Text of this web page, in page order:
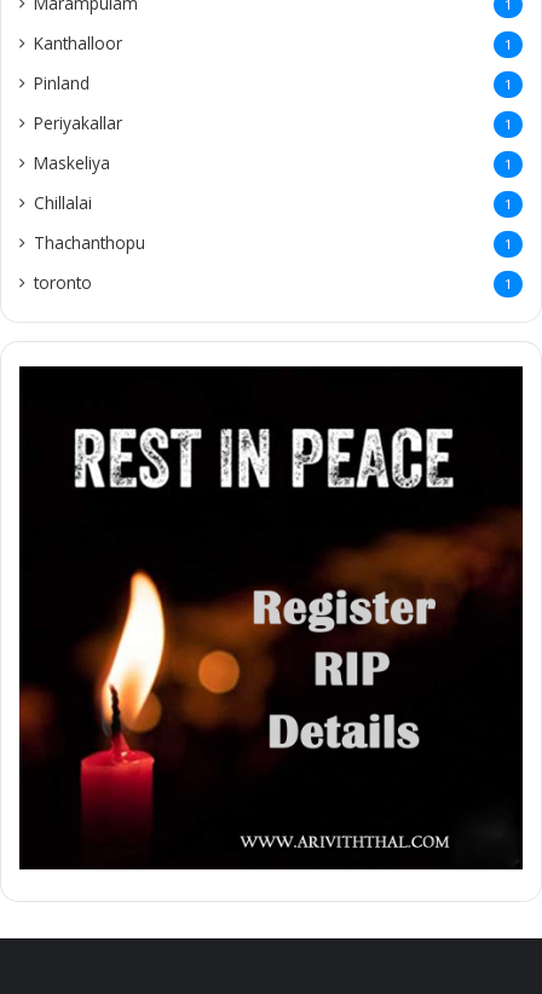
1
Kanthalloor 1
Pinland 1
Periyakallar 1
Maskeliya 1
Chillalai 1
Thachanthopu 1
toronto 1